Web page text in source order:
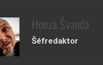
Honza Švanda
Šéfredaktor